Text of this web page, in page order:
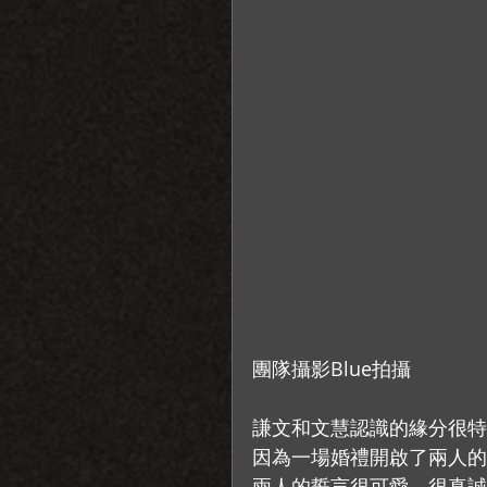
團隊攝影Blue拍攝
謙文和文慧認識的緣分很
因為一場婚禮開啟了兩人